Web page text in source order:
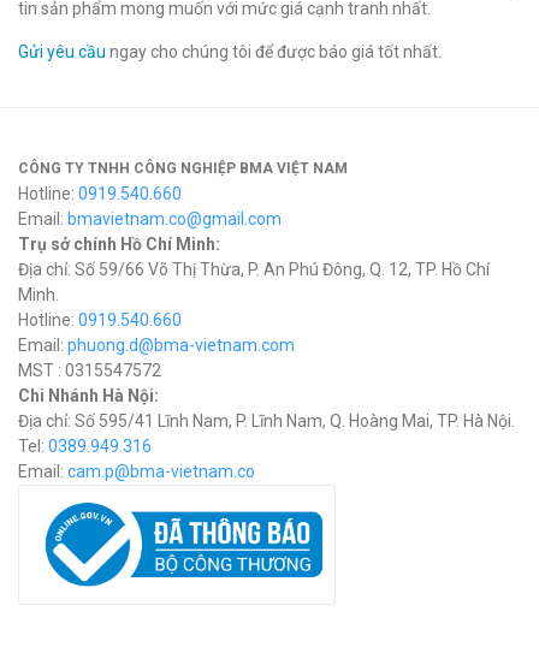
tin sản phẩm mong muốn với mức giá cạnh tranh nhất.
Gửi yêu cầu ngay cho chúng tôi để được báo giá tốt nhất.
CÔNG TY TNHH CÔNG NGHIỆP BMA VIỆT NAM
Hotline: 0919.540.660
Email: bmavietnam.co@gmail.com
Trụ sở chính Hồ Chí Minh:
Địa chỉ: Số 59/66 Võ Thị Thừa, P. An Phú Đông, Q. 12, TP. Hồ Chí
Minh.
Hotline: 0919.540.660
Email: phuong.d@bma-vietnam.com
MST : 0315547572
Chi Nhánh Hà Nội:
Địa chỉ: Số 595/41 Lĩnh Nam, P. Lĩnh Nam, Q. Hoàng Mai, TP. Hà Nội.
Tel: 0389.949.316
Email: cam.p@bma-vietnam.co